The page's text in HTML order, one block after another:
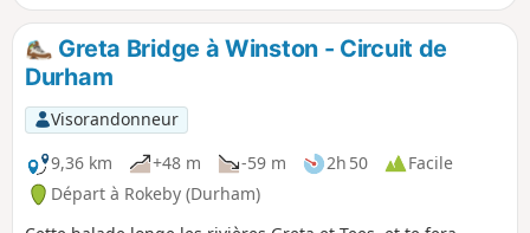
Greta Bridge à Winston - Circuit de
Durham
Visorandonneur
9,36 km
+48 m -59 m 2h 50
Facile
Départ à Rokeby (Durham)